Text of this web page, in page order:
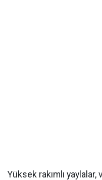
Yüksek rakımlı